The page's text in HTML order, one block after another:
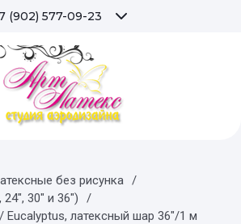
(902) 577-09-23
без рисунка /
30" и 36")
/
Eucalyptus, латексный шар 36"/1 м